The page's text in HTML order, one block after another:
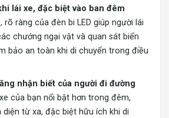
lái xe, đặc biệt vào ban đêm
rõ ràng của đèn bi LED giúp người lái
chướng ngại vật và quan sát biển
bảo an toàn khi di chuyển trong điều
nhận biết của người đi đường
của bạn nổi bật hơn trong đêm,
diện từ xa, đặc biệt hữu ích khi di